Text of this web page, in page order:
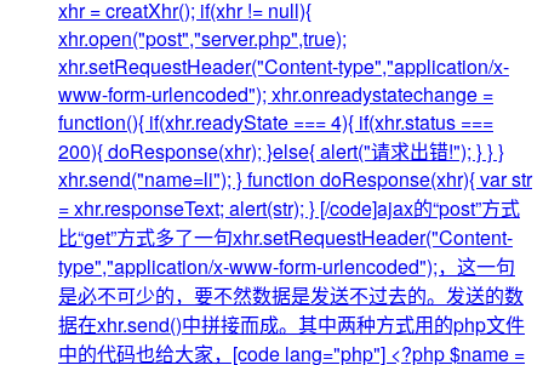
xhr = creatXhr(); if(xhr != null){
xhr.open("post","server.php",true);
xhr.setRequestHeader("Content-type","application/x-
www-form-urlencoded"); xhr.onreadystatechange =
function(){ if(xhr.readyState === 4){ if(xhr.status ===
200){ doResponse(xhr); }else{ alert("请求出错!"); } } }
xhr.send("name=li"); } function doResponse(xhr){ var str
= xhr.responseText; alert(str); } [/code]ajax的“post”方式
比“get”方式多了一句xhr.setRequestHeader("Content-
type","application/x-www-form-urlencoded");，这一句
是必不可少的，要不然数据是发送不过去的。发送的数
据在xhr.send()中拼接而成。其中两种方式用的php文件
中的代码也给大家，[code lang="php"] <?php $name =